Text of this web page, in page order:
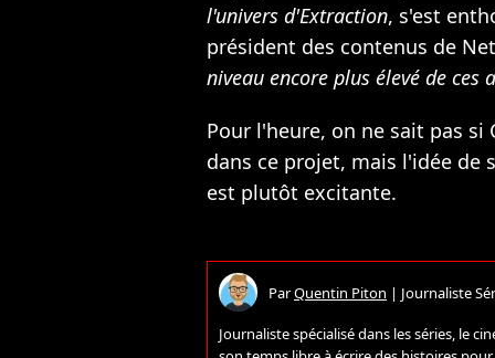
l'univers d'Extraction, s'est
président des contenus de
niveau encore plus élevé de ces
Pour l'heure, on ne sait pas
dans ce projet, mais l'idée de
est plutôt excitante.
ParQuentin Piton | Journaliste
Journaliste spécialisé dans les séries, le